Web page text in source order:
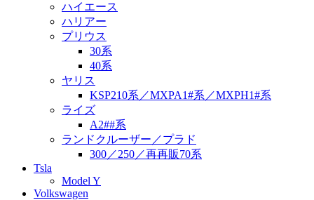
ハイエース
ハリアー
プリウス
30系
40系
ヤリス
KSP210系／MXPA1#系／MXPH1#系
ライズ
A2##系
ランドクルーザー／プラド
300／250／再再販70系
Tsla
Model Y
Volkswagen